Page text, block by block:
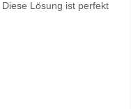
Lösung ist perfekt